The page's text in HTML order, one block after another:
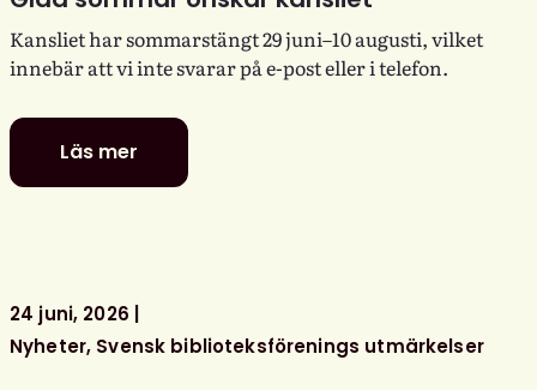
Kansliet har sommarstängt 29 juni–10 augusti, vilket
innebär att vi inte svarar på e-post eller i telefon.
Läs mer
Glad
sommar
24 juni, 2026
Nyheter Svensk biblioteksförenings utmärkelser